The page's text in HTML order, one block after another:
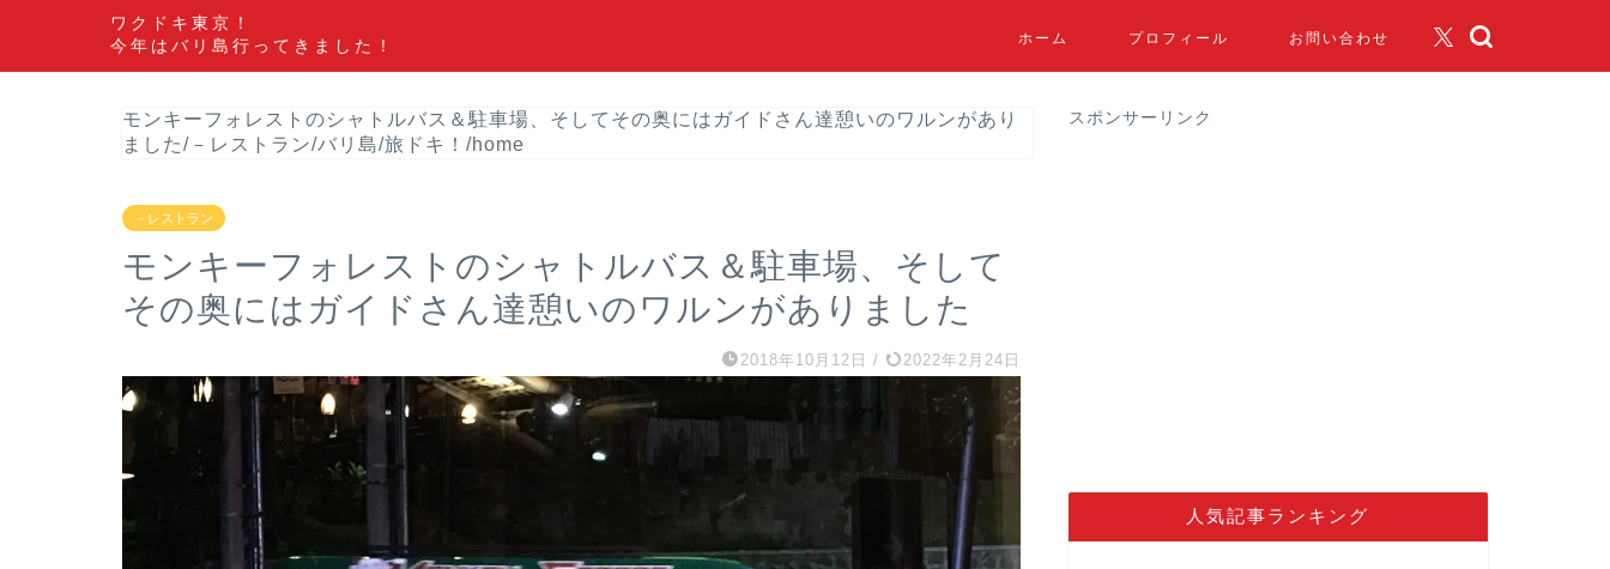
ワクドキ東京！
今年はバリ島行ってきました！
ホーム プロフィール お問い合わせ
モンキーフォレストのシャトルバス＆駐車場、そしてその奥にはガイドさん達憩いのワルンがあり
ました/ －レストラン/バリ島/旅ドキ！ /home
－レストラン
モンキーフォレストのシャトルバス＆駐車場、そして
その奥にはガイドさん達憩いのワルンがありました
2018年10月12日 / 2022年2月24日
スポンサーリンク
人気記事ランキング